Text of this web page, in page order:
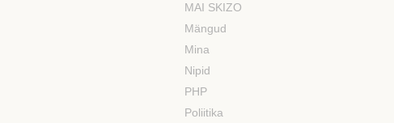
MAI SKIZO
Mängud
Mina
Nipid
PHP
Poliitika